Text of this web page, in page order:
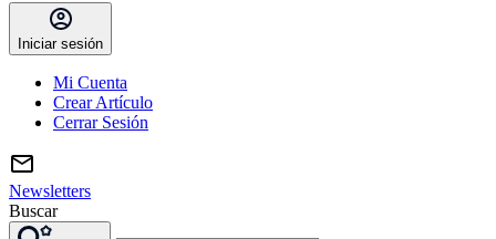
Iniciar sesión
Mi Cuenta
Crear Artículo
Cerrar Sesión
Newsletters
Buscar